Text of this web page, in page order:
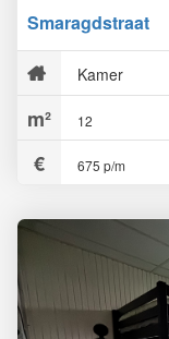
Smaragdstraat
Kamer
12
675 p/m